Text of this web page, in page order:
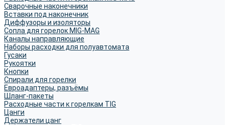
Сварочные наконечники
Вставки под наконечник
Диффузоры и изоляторы
Сопла для горелок MIG-MAG
Каналы направляющие
Наборы расходки для полуавтомата
Гусаки
Рукоятки
Кнопки
Спирали для горелки
Евроадаптеры, разъёмы
Шланг-пакеты
Расходные части к горелкам TIG
Цанги
Держатели цанг